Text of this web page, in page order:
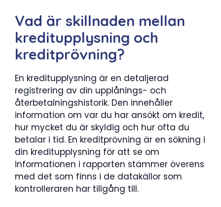
Vad är skillnaden mellan
kreditupplysning och
kreditprövning?
En kreditupplysning är en detaljerad
registrering av din upplånings- och
återbetalningshistorik. Den innehåller
information om var du har ansökt om kredit,
hur mycket du är skyldig och hur ofta du
betalar i tid. En kreditprövning är en sökning i
din kreditupplysning för att se om
informationen i rapporten stämmer överens
med det som finns i de datakällor som
kontrolleraren har tillgång till.